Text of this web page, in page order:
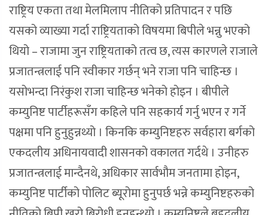
राष्ट्रिय एकता तथा मेलमिलाप नीतिको प्रतिपादन र पछि
यसको व्याख्या गर्दा राष्ट्रियताको विषयमा बिपीले भन्नु भएको
थियो – राजामा जुन राष्ट्रियताको तत्व छ, त्यस कारणले राजाले
प्रजातन्त्रलाई पनि स्वीकार गर्छन् भने राजा पनि चाहिन्छ ।
यसोभन्दा निरंकुश राजा चाहिन्छ भनेको होइन । बीपीले
कम्युनिष्ट पार्टीहरूसँग कहिले पनि सहकार्य गर्नु भएन र गर्ने
पक्षमा पनि हुनुहुन्नथ्यो । किनकि कम्युनिष्टहरु सर्वहारा बर्गको
एकदलीय अधिनायवादी शासनको वकालत गर्दथे । उनीहरु
प्रजातन्त्रलाई मान्दैनथे, अधिकार सार्वभौम जनतामा होइन,
कम्युनिष्ट पार्टीको पोलिट ब्यूरोमा हुनुपर्छ भन्ने कम्युनिष्टहरुको